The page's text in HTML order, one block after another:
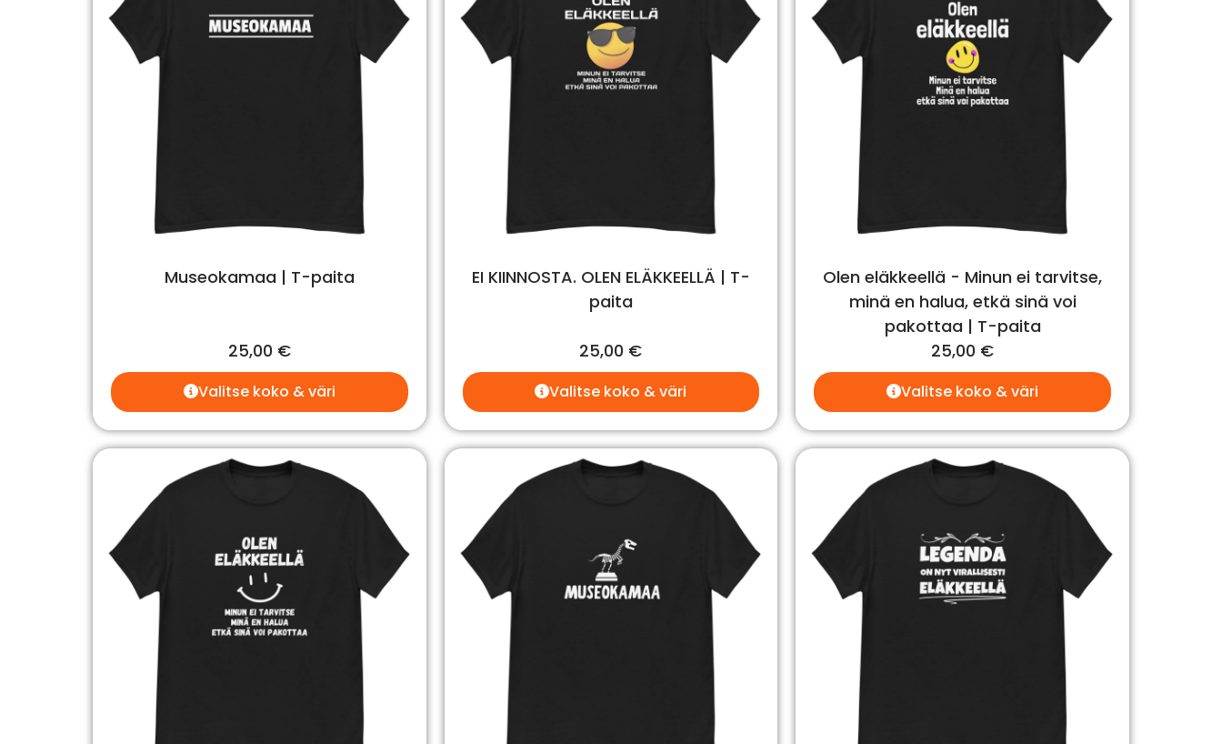
Museokamaa | T-paita
25,00 €
Valitse koko & väri
EI KIINNOSTA. OLEN ELÄKKEELLÄ | T-
paita
25,00 €
Valitse koko & väri
Olen eläkkeellä - Minun ei tarvitse,
minä en halua, etkä sinä voi
pakottaa | T-paita
25,00 €
Valitse koko & väri